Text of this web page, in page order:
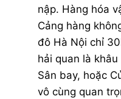
nập. Hàng hóa
Cảng hàng
đô Hà Nội chỉ
hải quan là
Sân bay, hoặc
vô cùng quan